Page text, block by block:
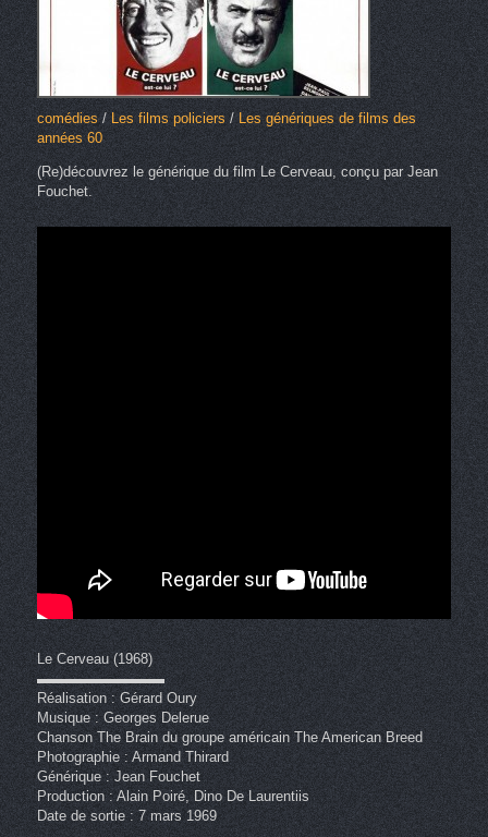
comédies/ Les films policiers / Les génériques de films des
années 60
(Re)découvrez le générique du film Le Cerveau, conçu par Jean
Fouchet.
Le Cerveau (1968)
▬▬▬▬▬▬▬▬▬
Réalisation : Gérard Oury
Musique : Georges Delerue
Chanson The Brain du groupe américain The American Breed
Photographie : Armand Thirard
Générique : Jean Fouchet
Production : Alain Poiré, Dino De Laurentiis
Date de sortie : 7 mars 1969